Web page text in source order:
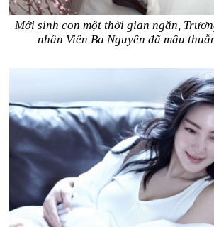
Mới sinh con một thời gian ngắn,
nhân Viên Ba Nguyên đã mâu